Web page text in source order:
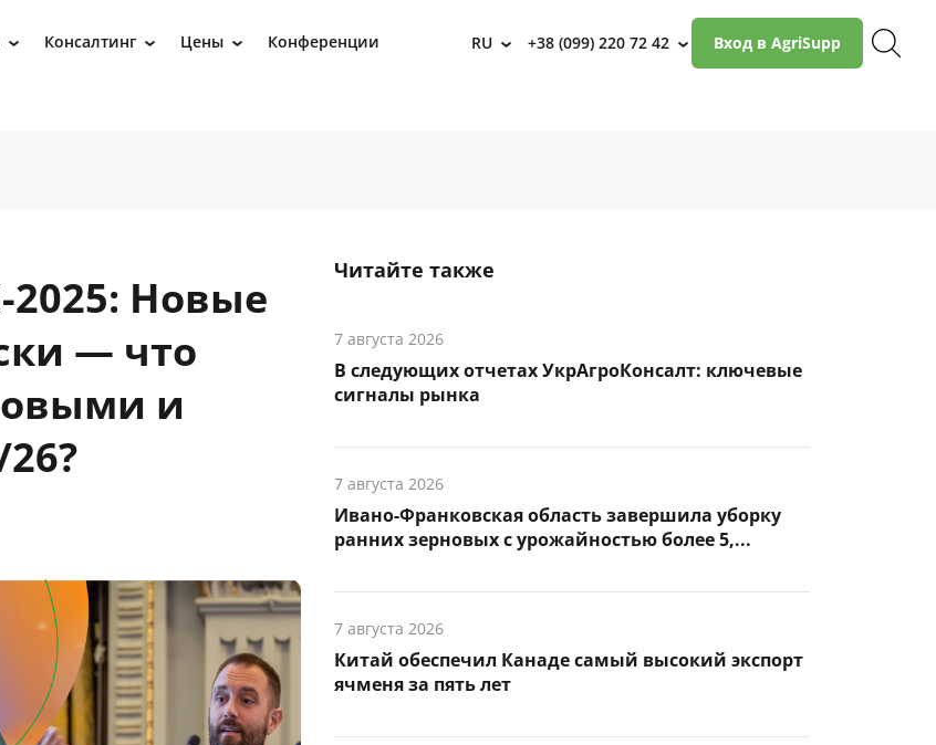
› Консалтинг › Цены › Конференции RU › +38 (099) 220 72 42 › Вход в AgriSupp
2025: Новые
— что
и
Читайте также
7 августа 2026
В следующих отчетах УкрАгроКонсалт: ключевые
сигналы рынка
7 августа 2026
Ивано-Франковская область завершила уборку
ранних зерновых с урожайностью более 5,...
7 августа 2026
Китай обеспечил Канаде самый высокий экспорт
ячменя за пять лет